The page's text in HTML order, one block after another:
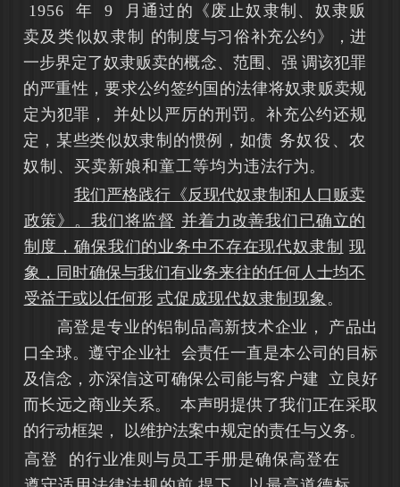
1956 年 9
月通过的《废止奴隶制、奴隶贩
卖及类似奴隶制
的制度与习俗补充公约》，进
一步界定了奴隶贩卖的概念、范围、强 调该犯罪
的严重性，要求公约签约国的法律将奴隶贩卖规
定为犯罪，
并处以严厉的刑罚。补充公约还规
定，某些类似奴隶制的惯例，如债 务奴役、农
奴制、买卖新娘和童工等均为违法行为。
我们严格践行《反现代奴隶制和人口贩卖
政策》。我们将监督 并着力改善我们已确立的
制度，确保我们的业务中不存在现代奴隶制
现
象，同时确保与我们有业务来往的任何人士均不
受益于或以任何形 式促成现代奴隶制现象 。
高登是专业的铝制品高新技术企业，
产品出
口全球。遵守企业社
会责任一直是本公司的目标
及信念，亦深信这可确保公司能与客户建
立良好
而长远之商业关系。
本声明提供了我们正在采取
的行动框架，
以维护法案中规定的责任与义务。
高登
的行业准则与员工手册是确保高登在